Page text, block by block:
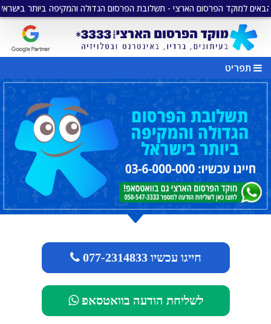
הפרסום הארצי - תשלובת הפרסום הגדולה והמקיפה ביותר בישראל •
תפריט
חייגו עכשיו 077-2314833
לשליחת הודעה בוואטסאפ